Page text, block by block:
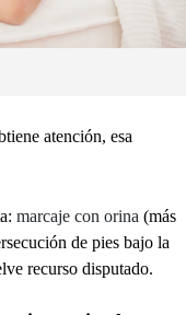
atención, esa
marcaje con orina (más
de pies bajo la
recurso disputado.